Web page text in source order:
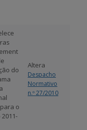
do
para o
Altera
Despacho
Normativo
n.º 27/2010